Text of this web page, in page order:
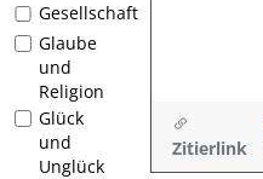
Gesellschaft
Glaube
und
Religion
Glück
und
Unglück
Zitierlink